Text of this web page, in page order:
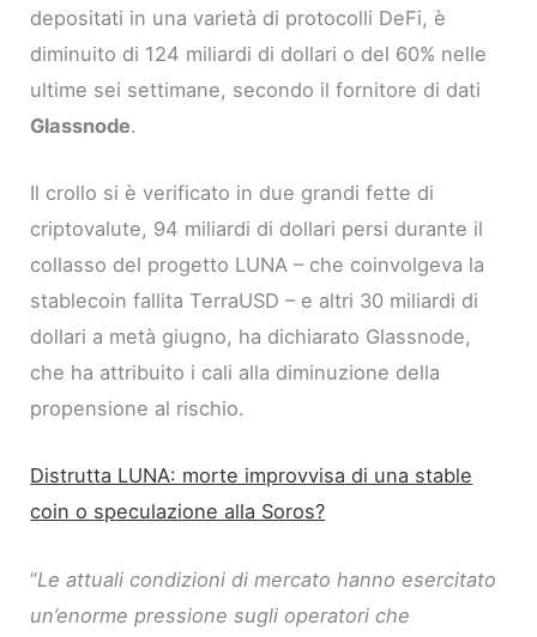
depositati in una varietà di protocolli DeFi, è
diminuito di 124 miliardi di dollari o del 60% nelle
ultime sei settimane, secondo il fornitore di dati
Glassnode.
Il crollo si è verificato in due grandi fette di
criptovalute, 94 miliardi di dollari persi durante il
collasso del progetto LUNA – che coinvolgeva la
stablecoin fallita TerraUSD – e altri 30 miliardi di
dollari a metà giugno, ha dichiarato Glassnode,
che ha attribuito i cali alla diminuzione della
propensione al rischio.
Distrutta LUNA: morte improvvisa di una stable
coin o speculazione alla Soros?
“Le attuali condizioni di mercato hanno esercitato
un’enorme pressione sugli operatori che